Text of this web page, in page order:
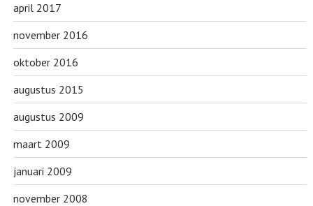
april 2017
november 2016
oktober 2016
augustus 2015
augustus 2009
maart 2009
januari 2009
november 2008